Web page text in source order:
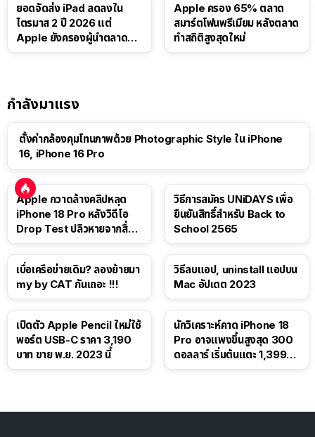
ยอดจัดส่ง iPad ลดลงใน
ไตรมาส 2 ปี 2026 แต่
Apple ยังครองผู้นำตลาด
Apple ครอง 65% ตลาด
สมาร์ตโฟนพรีเมียม หลังตลาด
ทำสถิติสูงสุดใหม่
กำลังมาแรง
ตั้งค่ากล้องคุมโทนภาพด้วย Photographic Style ใน iPhone
16, iPhone 16 Pro
Apple กวาดล้างคลิปหลุด
iPhone 18 Pro หลังวิดีโอ
Drop Test ปลิวหายจากสื่อ
วิธีการสมัคร UNiDAYS เพื่อ
ยืนยันสิทธิ์สำหรับ Back to
School 2565
เบื่อเครือข่ายเดิม? ลองย้ายมา
my by CAT กันเถอะ !!!
วิธีลบแอป, uninstall แอปบน
Mac อัปเดต 2023
เปิดตัว Apple Pencil ใหม่ใช้
พอร์ต USB-C ราคา 3,190
บาท ขาย พ.ย. 2023 นี้
นักวิเคราะห์คาด iPhone 18
Pro อาจแพงขึ้นสูงสุด 300
ดอลลาร์ เริ่มต้นแตะ 1,399